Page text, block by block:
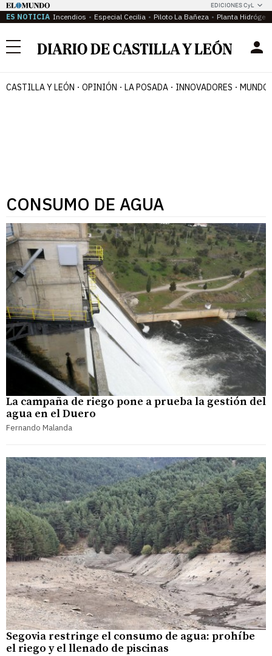
EDICIONES CyL
ES NOTICIA Incendios Especial Cecilia Piloto La Bañeza Planta
Menú
CASTILLA Y LEÓN OPINIÓN LA POSADA INNOVADORES MUNDO
CONSUMO DE AGUA
La campaña de riego pone a prueba la gestión del
agua en el Duero
Fernando Malanda
Segovia restringe el consumo de agua: prohíbe
el riego y el llenado de piscinas